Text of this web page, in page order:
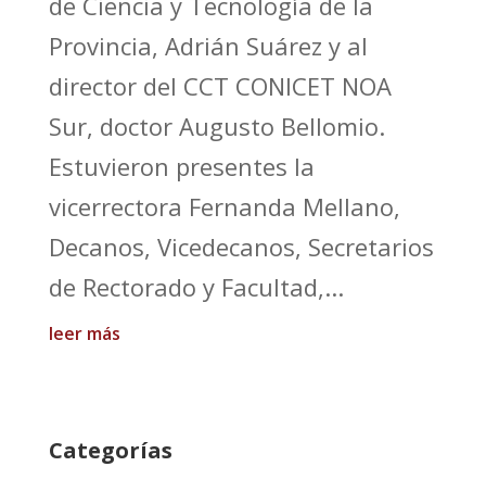
Provincia, Adrián Suárez y al
director del CCT CONICET NOA
Sur, doctor Augusto Bellomio.
Estuvieron presentes la
vicerrectora Fernanda Mellano,
Decanos, Vicedecanos, Secretarios
de Rectorado y Facultad,...
leer más
Categorías